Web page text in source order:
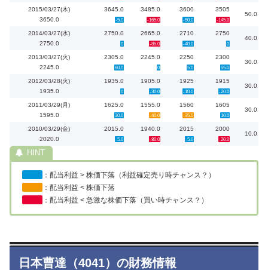
2015/03/27(木)
3650.0
3645.0
-5.0
3485.0
-165.0
3600
-50.0
3505
-145.0
50.0
2014/03/27(水)
2750.0
2750.0
0
2665.0
-85.0
2710
-40.0
2750
0
40.0
2013/03/27(火)
2245.0
2305.0
60.0
2245.0
0
2250
5.0
2300
55.0
30.0
2012/03/28(火)
1935.0
1935.0
0
1905.0
-30.0
1925
-10.0
1915
-20.0
30.0
2011/03/29(月)
1595.0
1625.0
30.0
1555.0
-40.0
1560
-35.0
1605
10.0
30.0
2010/03/29(金)
2020.0
2015.0
-5.0
1940.0
-80.0
2015
-5.0
2000
-20.0
10.0
：配当利益 > 株価下落（利益確定売り時チャンス？）
：配当利益 < 株価下落
：配当利益 < 急激な株価下落（買い時チャンス？）
日本曹達（4041）の財務情報